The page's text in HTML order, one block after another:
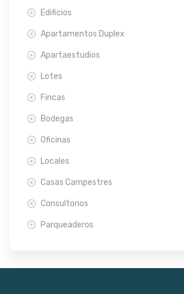
Edificios
Apartamentos Duplex
Apartaestudios
Lotes
Fincas
Bodegas
Oficinas
Locales
Casas Campestres
Consultorios
Parqueaderos